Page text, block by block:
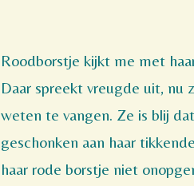
Roodborstje kijkt me met
Daar spreekt vreugde uit, nu
weten te vangen. Ze is blij
geschonken aan haar
haar rode borstje niet